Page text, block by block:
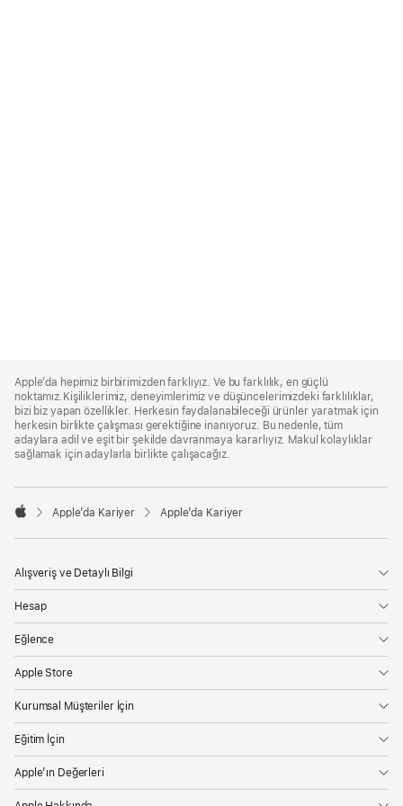
Footer
Apple’da hepimiz birbirimizden farklıyız. Ve bu farklılık, en güçlü
noktamız.Kişiliklerimiz, deneyimlerimiz ve düşüncelerimizdeki farklılıklar,
bizi biz yapan özellikler. Herkesin faydalanabileceği ürünler yaratmak için
herkesin birlikte çalışması gerektiğine inanıyoruz. Bu nedenle, tüm
adaylara adil ve eşit bir şekilde davranmaya kararlıyız. Makul kolaylıklar
sağlamak için adaylarla birlikte çalışacağız.

Apple’da Kariyer Apple’da Kariyer
Alışveriş ve Detaylı Bilgi
Hesap
Eğlence
Apple Store
Kurumsal Müşteriler İçin
Eğitim İçin
Apple’ın Değerleri